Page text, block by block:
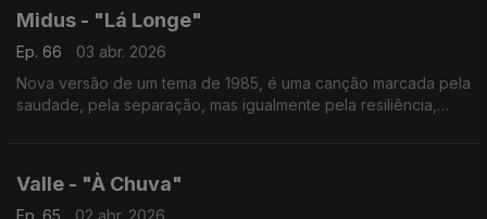
Midus - "Lá Longe"
Ep. 66
03 abr. 2026
Nova versão de um tema de 1985, é uma canção marcada pela
saudade, pela separação, mas igualmente pela resiliência,
Valle - "À Chuva"
Ep. 65 02 abr. 2026